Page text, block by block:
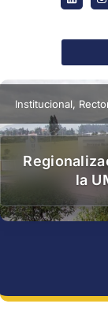
Institucional,
la